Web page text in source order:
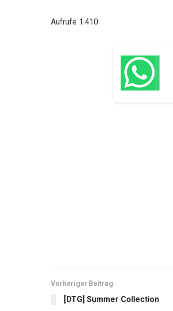
Aufrufe 1.410
Vorheriger Beitrag
[DTG] Summer Collection